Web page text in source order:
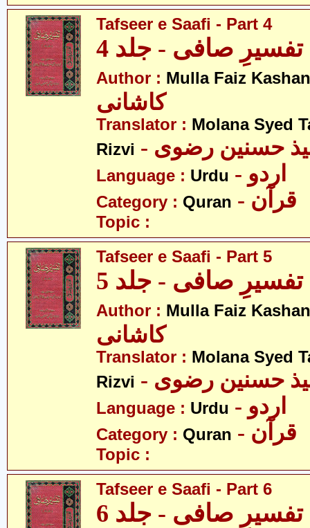
Tafseer e Saafi - Part 4
تفسیرِ صافی - جلد 4
Author : Mulla Faiz
کاشانی
Translator : Molana Syed
Rizvi
حسنین رضوی
Language : Urdu - اردو
Category : Quran - قرآن
Topic :
Tafseer e Saafi - Part 5
تفسیرِ صافی - جلد 5
Author : Mulla Faiz
کاشانی
Translator : Molana Syed
Rizvi
حسنین رضوی
Language : Urdu - اردو
Category : Quran - قرآن
Topic :
Tafseer e Saafi - Part 6
تفسیرِ صافی - جلد 6